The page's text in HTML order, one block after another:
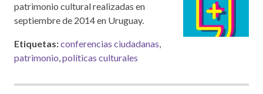
patrimonio cultural realizadas en
septiembre de 2014 en Uruguay.
Etiquetas:conferencias ciudadanas,
patrimonio,políticas culturales